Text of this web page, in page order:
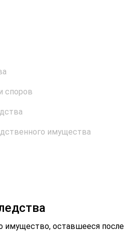
споров
имущества
имущество, оставшееся после